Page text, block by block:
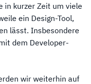
in kurzer Zeit um viele
ein Design-Tool,
lässt. Insbesondere
dem Developer-
wir weiterhin auf